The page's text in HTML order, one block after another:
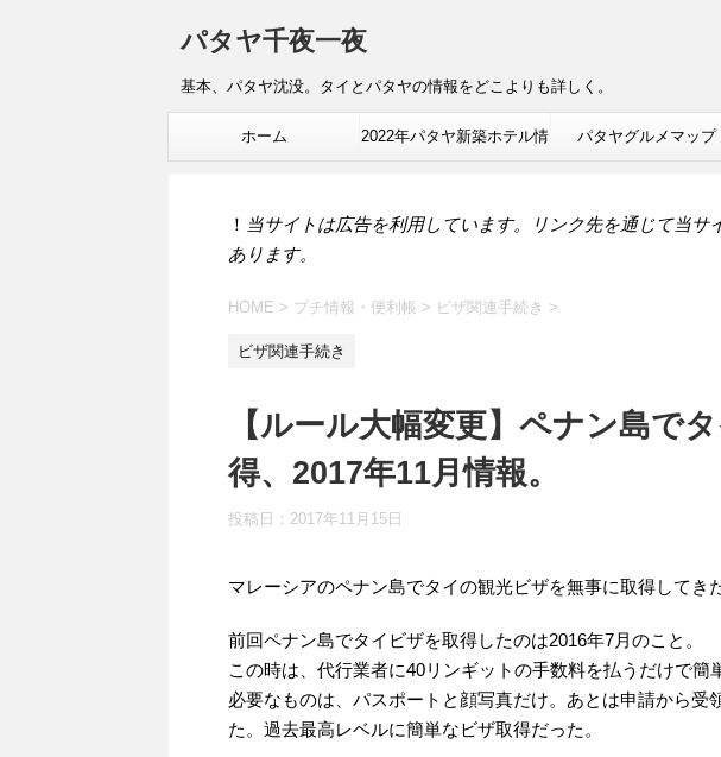
パタヤ千夜一夜
基本、パタヤ沈没。タイとパタヤの情報をどこよりも詳しく。
ホーム 2022年パタヤ新築ホテル情 パタヤグルメマップ
！ 当サイトは広告を利用しています。リンク先を通じて当サ
あります。
HOME > プチ情報・便利帳 > ビザ関連手続き >
ビザ関連手続き
【ルール大幅変更】ペナン島で
得、2017年11月情報。
投稿日： 2017年11月15日
マレーシアのペナン島でタイの観光ビザを無事に取得してきた
前回ペナン島でタイビザを取得したのは2016年7月のこと。
この時は、代行業者に40リンギットの手数料を払うだけで簡
必要なものは、パスポートと顔写真だけ。あとは申請から受
た。過去最高レベルに簡単なビザ取得だった。